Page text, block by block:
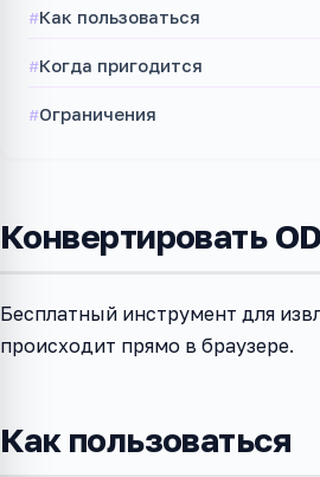
Как пользоваться
Когда пригодится
Ограничения
Конвертировать
Бесплатный инструмент для
происходит прямо в браузере.
Как пользоваться